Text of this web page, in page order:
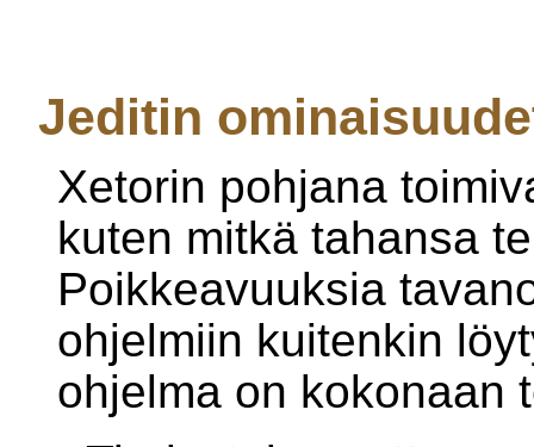
Jeditin
Xetorin pohjana
kuten mitkä tahansa
Poikkeavuuksia
ohjelmiin kuitenkin
ohjelma on kokonaan